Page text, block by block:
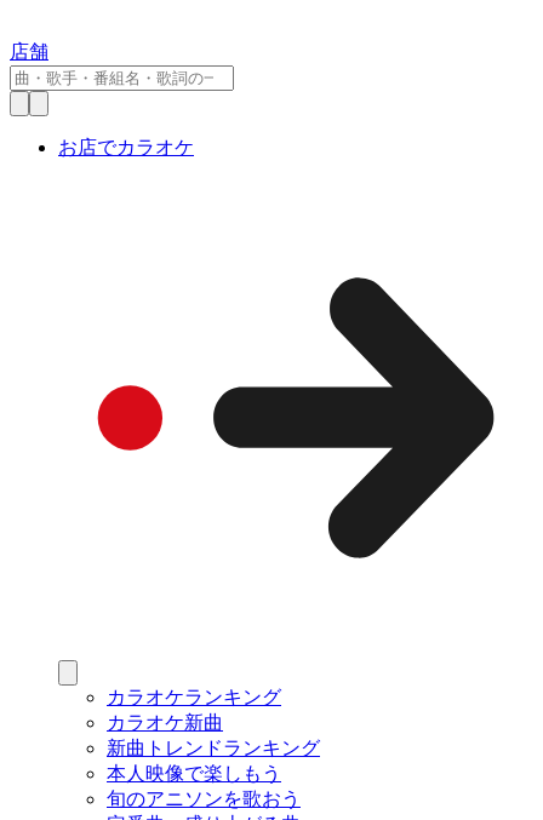
店舗
お店でカラオケ
カラオケランキング
カラオケ新曲
新曲トレンドランキング
本人映像で楽しもう
旬のアニソンを歌おう